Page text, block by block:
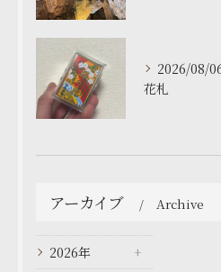
2026/08/
花札
アーカイブ Archive
2026年